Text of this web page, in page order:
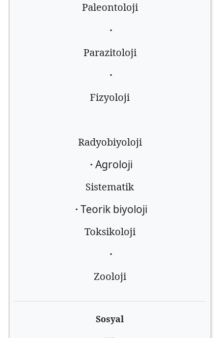
Paleontoloji
·
Parazitoloji
·
Fizyoloji
Radyobiyoloji
· Agroloji
Sistematik
· Teorik biyoloji
Toksikoloji
·
Zooloji
Sosyal